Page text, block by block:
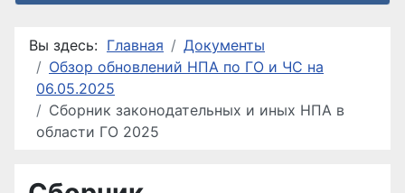
Вы здесь: Главная
Документы
Обзор обновлений НПА по ГО и ЧС на
06.05.2025
Сборник законодательных и иных НПА в
области ГО 2025